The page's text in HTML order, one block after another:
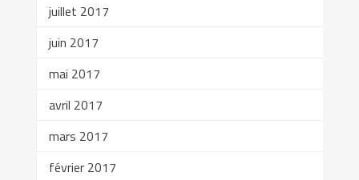
juillet 2017
juin 2017
mai 2017
avril 2017
mars 2017
février 2017